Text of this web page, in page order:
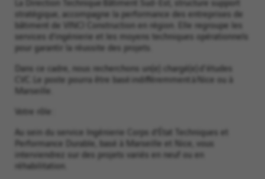
stratégique, accompagne la performance des entreprises de
bâtiment de VINCI Construction en région. Elle regroupe les
services d’ingénierie et les moyens techniques opérationnels
pour garantir la réussite des projets.
Dans ce cadre, nous recherchons un(e) chargé(e) d'études
CVC. Le poste pourra être basé indifféremment à Nice ou à
Marseille.
Votre rôle :
Au sein du service Ingénierie Corps d’État Techniques et
Performance Durable, basé à Marseille et Nice, vous
interviendrez sur des projets variés en neuf ou en
réhabilitation.